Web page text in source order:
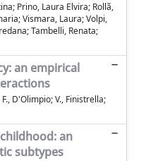
Prino, Laura Elvira; Rollã,
Vismara, Laura; Volpi,
Tambelli, Renata;
an empirical
D'Olimpio; V., Finistrella;
an
subtypes